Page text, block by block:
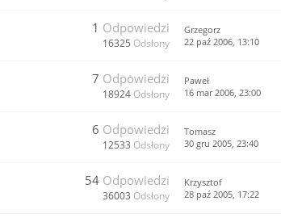
1 Odpowiedzi
16325 Odsłony
Grzegorz
22 paź 2006, 13:10
7 Odpowiedzi
18924 Odsłony
Paweł
16 mar 2006, 23:00
6 Odpowiedzi
12533 Odsłony
Tomasz
30 gru 2005, 23:40
54 Odpowiedzi
36003 Odsłony
Krzysztof
28 paź 2005, 17:22